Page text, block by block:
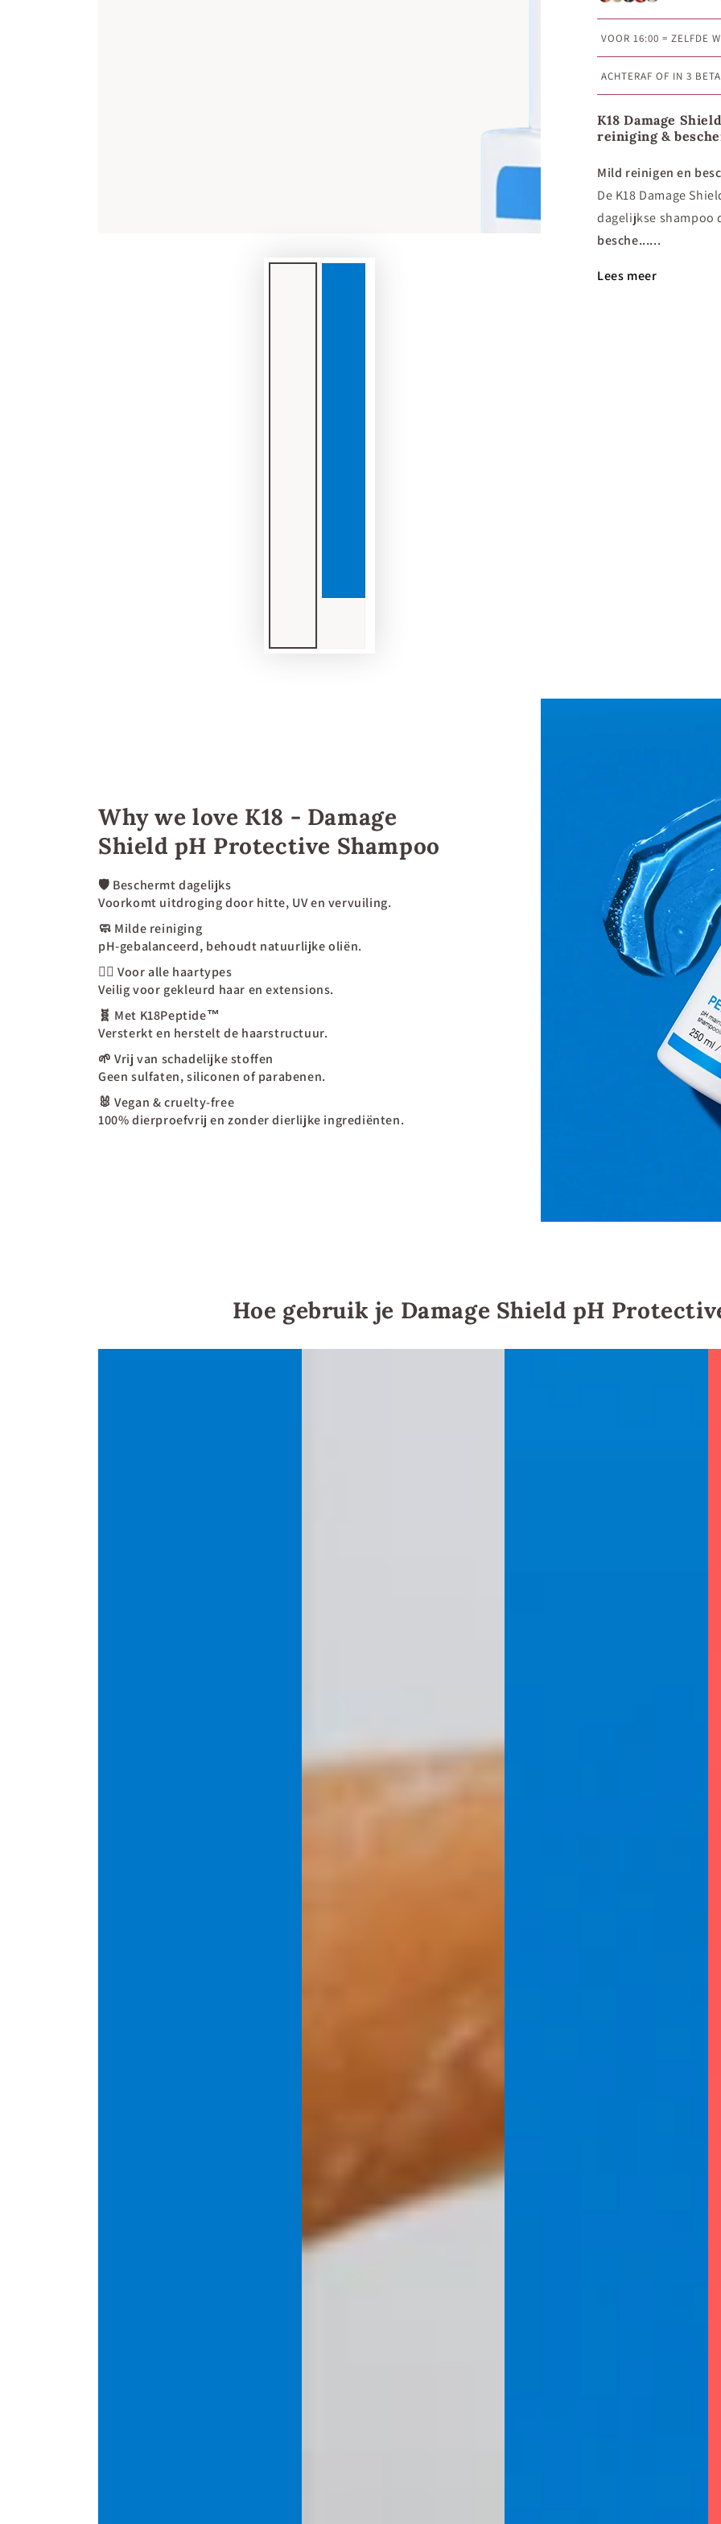
VOOR 16:00 = ZELFDE
ACHTERAF OF IN 3
K18 Damage
reiniging &
Mild reinigen en
De K18 Damage
dagelijkse shampoo
besche......
Lees meer
Why we love K18 - Damage
Shield pH Protective Shampoo
🛡️ Beschermt dagelijks
Voorkomt uitdroging door hitte, UV en vervuiling.
🧼 Milde reiniging
pH-gebalanceerd, behoudt natuurlijke oliën.
💆‍♀️Voor alle haartypes
Veilig voor gekleurd haar en extensions.
🧬 Met K18Peptide™
Versterkt en herstelt de haarstructuur.
🌱Vrij van schadelijke stoffen
Geen sulfaten, siliconen of parabenen.
🐰Vegan & cruelty-free
100% dierproefvrij en zonder dierlijke ingrediënten.
Hoe gebruik je Damage Shield pH